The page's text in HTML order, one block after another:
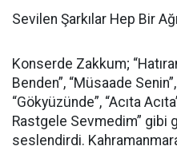
Sevilen Şarkılar Hep Bir
Konserde Zakkum;
Benden”, “Müsaade
“Gökyüzünde”, “Acıta
Rastgele Sevmedim” gibi
seslendirdi.